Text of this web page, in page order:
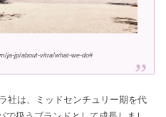
ja-jp/about-vitra/what-we-do#
社は、ミッドセンチュリー期を代